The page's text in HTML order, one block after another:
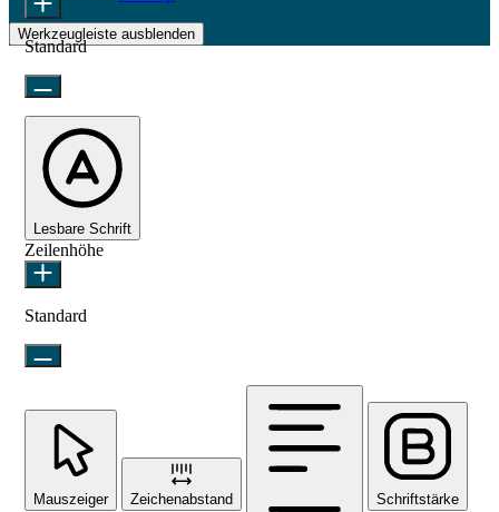
Werkzeugleiste ausblenden
Standard
Lesbare Schrift
Zeilenhöhe
Standard
Mauszeiger Zeichenabstand Schriftstärke